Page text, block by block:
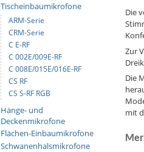
Tischeinbaumikrofone
ARM-Serie
CRM-Serie
C E-RF
C 002E/009E-RF
C 008E/015E/016E-RF
CS RF
CS S-RF RGB
Hänge- und
Deckenmikrofone
Flächen-Einbaumikrofone
Schwanenhalsmikrofone
Die
Zur
Die
mit